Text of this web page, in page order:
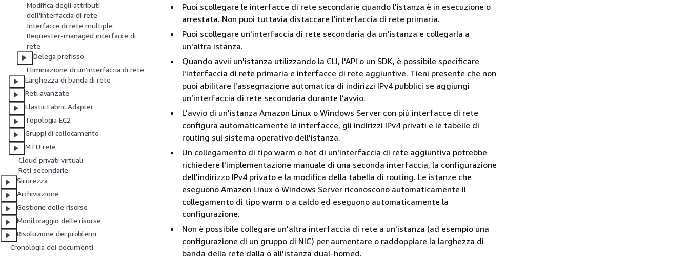
Modifica degli attributi
dell'interfaccia di rete
Interfacce di rete multiple
Requester-managed interfacce di
rete
Delega prefisso
Eliminazione di un'interfaccia di rete
Larghezza di banda di rete
Reti avanzate
Elastic Fabric Adapter
Topologia EC2
Gruppi di collocamento
MTU rete
Cloud privati virtuali
Reti secondarie
Sicurezza
Archiviazione
Gestione delle risorse
Monitoraggio delle risorse
Risoluzione dei problemi
Cronologia dei documenti
Puoi scollegare le interfacce di rete secondarie quando l'istanza è in esecuzione o
arrestata. Non puoi tuttavia distaccare l'interfaccia di rete primaria.
Puoi scollegare un'interfaccia di rete secondaria da un'istanza e collegarla a
un'altra istanza.
Quando avvii un'istanza utilizzando la CLI, l'API o un SDK, è possibile specificare
l'interfaccia di rete primaria e interfacce di rete aggiuntive. Tieni presente che non
puoi abilitare l’assegnazione automatica di indirizzi IPv4 pubblici se aggiungi
un’interfaccia di rete secondaria durante l’avvio.
L'avvio di un'istanza Amazon Linux o Windows Server con più interfacce di rete
configura automaticamente le interfacce, gli indirizzi IPv4 privati e le tabelle di
routing sul sistema operativo dell'istanza.
Un collegamento di tipo warm o hot di un'interfaccia di rete aggiuntiva potrebbe
richiedere l'implementazione manuale di una seconda interfaccia, la configurazione
dell'indirizzo IPv4 privato e la modifica della tabella di routing. Le istanze che
eseguono Amazon Linux o Windows Server riconoscono automaticamente il
collegamento di tipo warm o a caldo ed eseguono automaticamente la
configurazione.
Non è possibile collegare un'altra interfaccia di rete a un'istanza (ad esempio una
configurazione di un gruppo di NIC) per aumentare o raddoppiare la larghezza di
banda della rete dalla o all'istanza dual-homed.